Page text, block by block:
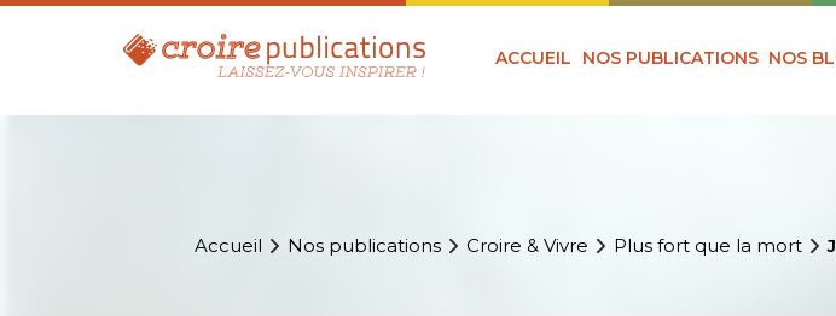
ACCUEIL NOS PUBLICATIONS NOS
Accueil Nos publications Croire & Vivre Plus fort que la mort